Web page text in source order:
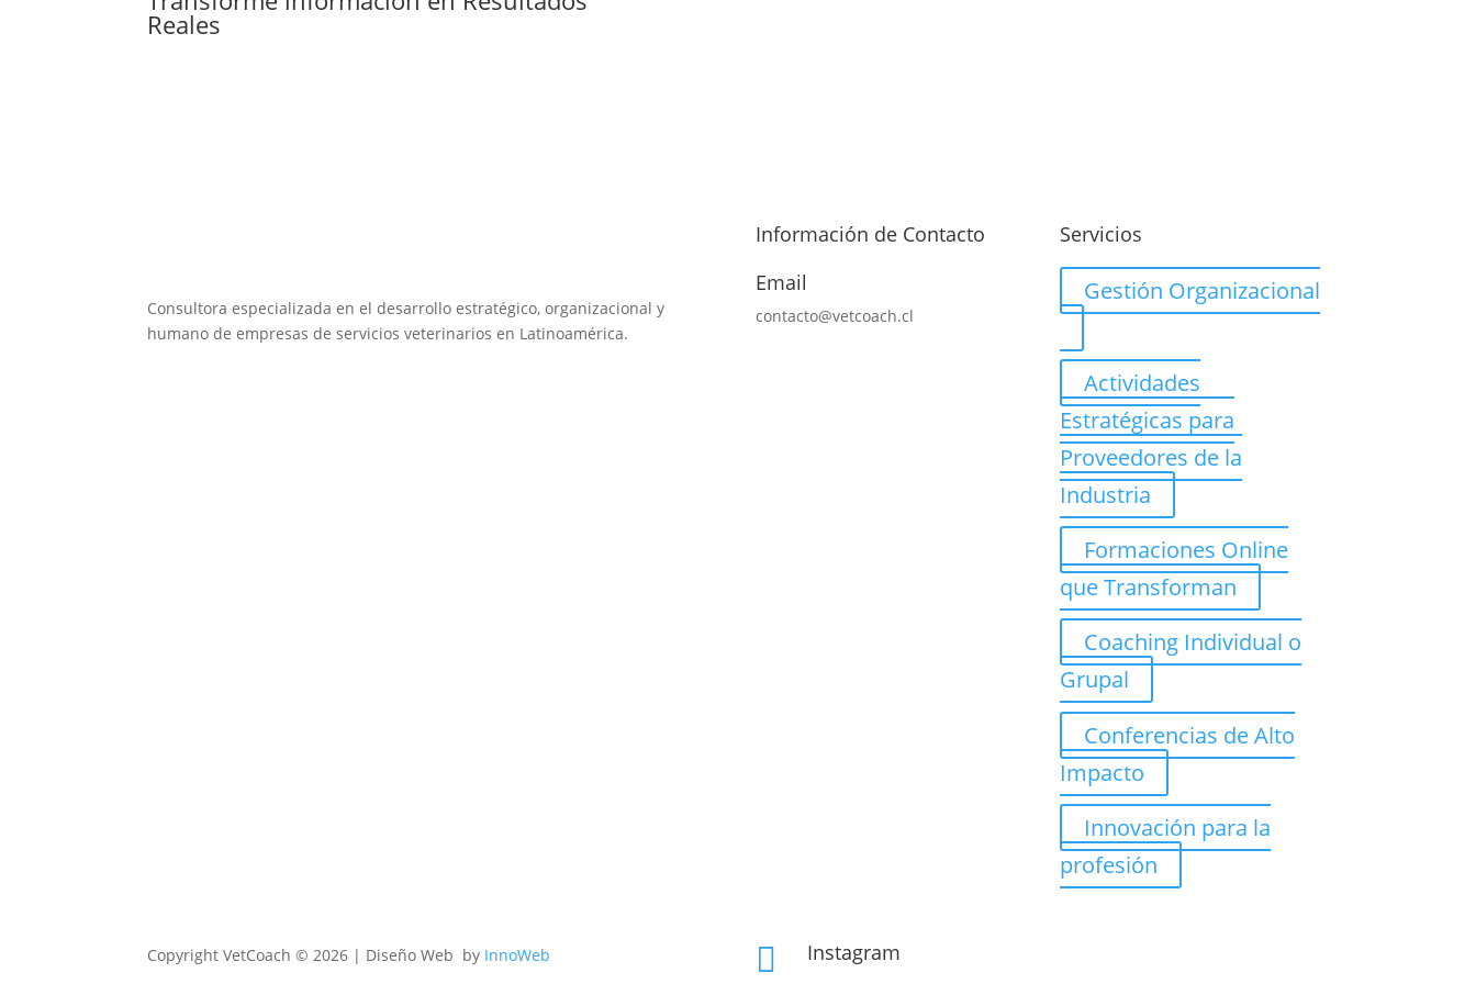
Reales
Consultora especializada en el desarrollo estratégico, organizacional y
humano de empresas de servicios veterinarios en Latinoamérica.
Información de Contacto
Email
contacto@vetcoach.cl
Servicios
Gestión Organizacional
Actividades
Estratégicas para
Proveedores de la
Industria
Formaciones Online
que Transforman
Coaching Individual o
Grupal
Conferencias de Alto
Impacto
Innovación para la
profesión
Copyright VetCoach © 2026 | Diseño Web by InnoWeb  Instagram